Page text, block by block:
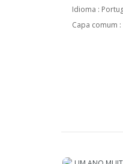
Idioma :
Capa comum